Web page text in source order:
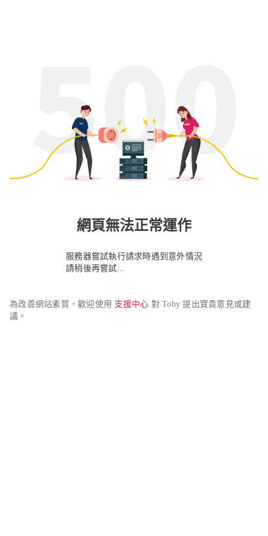
網頁無法正常運作
服務器嘗試執行請求時遇到意外情況
請稍後再嘗試...
為改善網站素質，歡迎使用 支援中心 對 Toby 提出寶貴意見或建
議。